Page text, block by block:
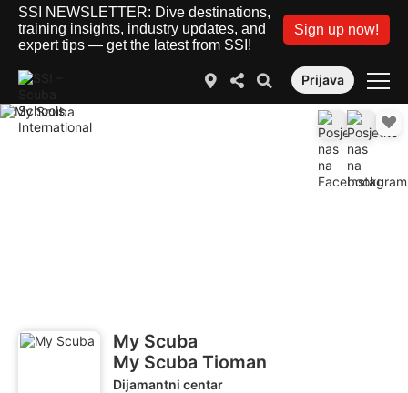
SSI NEWSLETTER: Dive destinations,
training insights, industry updates, and
expert tips — get the latest from SSI!
Sign up now!
Prijava
My Scuba
My Scuba Tioman
Dijamantni centar